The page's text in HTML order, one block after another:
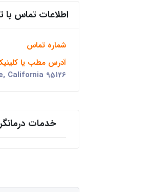
اطلاعات تماس با
شماره تماس
آدرس مطب یا
California 95126
خدمات درمانگر